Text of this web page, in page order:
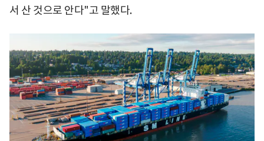
서 산 것으로 안다"고 말했다.